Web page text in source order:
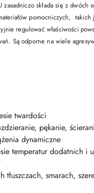
zasadniczo składa się z
pomocniczych,
regulować właściwości
Są odporne na wiele
twardości
pękanie,
dynamiczne
temperatur dodatnich i
smarach,